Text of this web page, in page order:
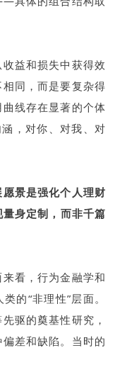
益和损失中获得效
同，而是要复杂得
线存在显著的个体
，对你、对我、对
景是强化个人理财
身定制，而非千篇
看，行为金融学和
的“非理性”层面。
驱的奠基性研究，
差和缺陷。当时的